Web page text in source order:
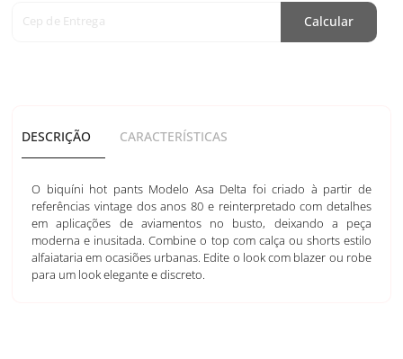
Cep de Entrega Calcular
DESCRIÇÃO CARACTERÍSTICAS
O biquíni hot pants Modelo Asa Delta foi criado à partir de
referências vintage dos anos 80 e reinterpretado com detalhes
em aplicações de aviamentos no busto, deixando a peça
moderna e inusitada. Combine o top com calça ou shorts estilo
alfaiataria em ocasiões urbanas. Edite o look com blazer ou robe
para um look elegante e discreto.